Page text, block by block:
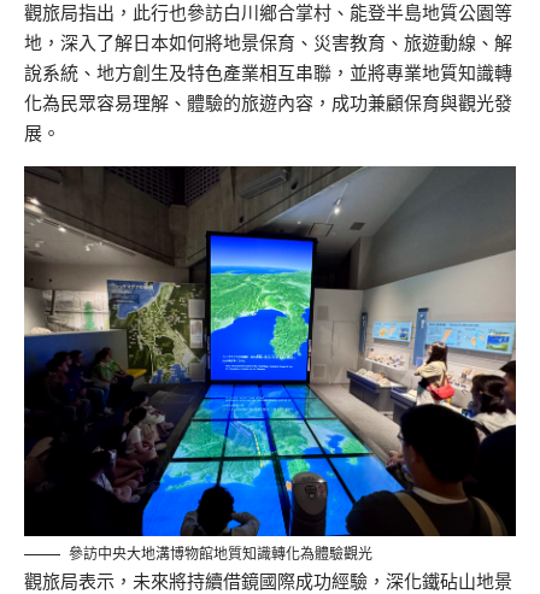
觀旅局指出，此行也參訪白川鄉合掌村、能登半島地質公園等
地，深入了解日本如何將地景保育、災害教育、旅遊動線、解
說系統、地方創生及特色產業相互串聯，並將專業地質知識轉
化為民眾容易理解、體驗的旅遊內容，成功兼顧保育與觀光發
展。
參訪中央大地溝博物館地質知識轉化為體驗觀光
觀旅局表示，未來將持續借鏡國際成功經驗，深化鐵砧山地景